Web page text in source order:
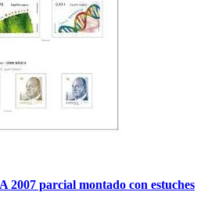
parcial montado con estuches